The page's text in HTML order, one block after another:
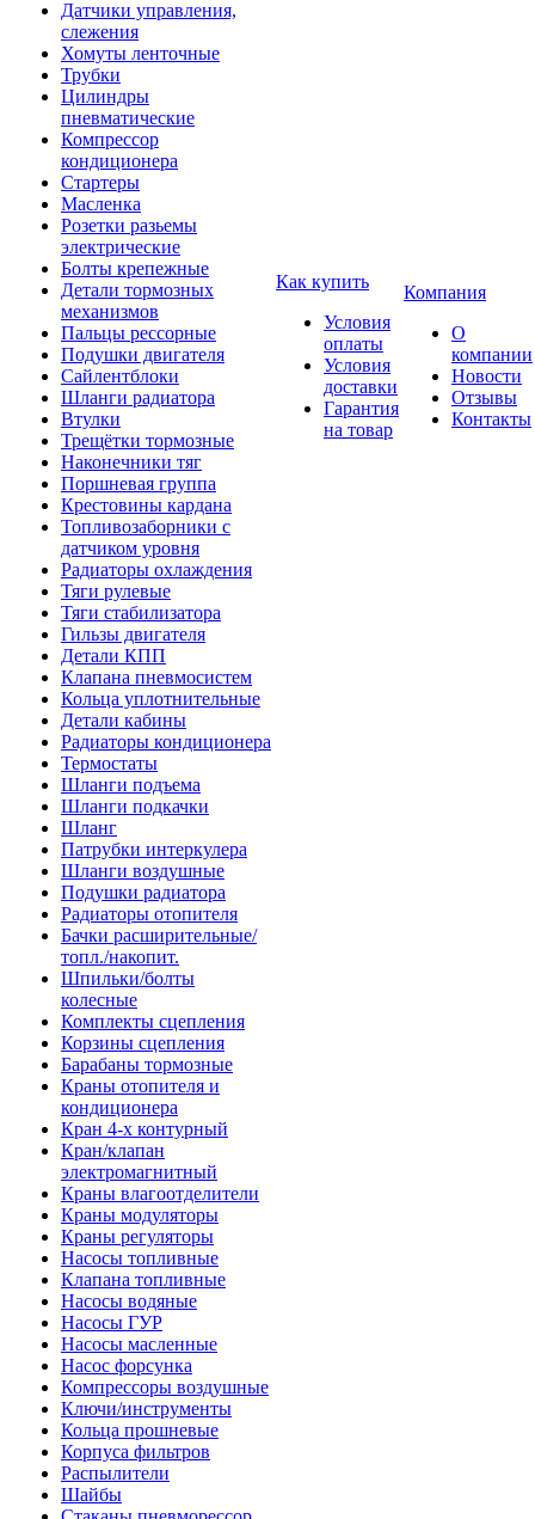
Датчики управления,
слежения
Хомуты ленточные
Трубки
Цилиндры
пневматические
Компрессор
кондиционера
Стартеры
Масленка
Розетки разьемы
электрические
Болты крепежные
Детали тормозных
механизмов
Пальцы рессорные
Подушки двигателя
Сайлентблоки
Шланги радиатора
Втулки
Трещётки тормозные
Наконечники тяг
Поршневая группа
Крестовины кардана
Топливозаборники с
датчиком уровня
Радиаторы охлаждения
Тяги рулевые
Тяги стабилизатора
Гильзы двигателя
Детали КПП
Клапана пневмосистем
Кольца уплотнительные
Детали кабины
Радиаторы кондиционера
Термостаты
Шланги подъема
Шланги подкачки
Шланг
Патрубки интеркулера
Шланги воздушные
Подушки радиатора
Радиаторы отопителя
Бачки расширительные/
топл./накопит.
Шпильки/болты
колесные
Комплекты сцепления
Корзины сцепления
Барабаны тормозные
Краны отопителя и
кондиционера
Кран 4-х контурный
Кран/клапан
электромагнитный
Краны влагоотделители
Краны модуляторы
Краны регуляторы
Насосы топливные
Клапана топливные
Насосы водяные
Насосы ГУР
Насосы масленные
Насос форсунка
Компрессоры воздушные
Ключи/инструменты
Кольца прошневые
Корпуса фильтров
Распылители
Шайбы
Как купить
Условия
оплаты
Условия
доставки
Гарантия
на товар
Компания
О
компании
Новости
Отзывы
Контакты